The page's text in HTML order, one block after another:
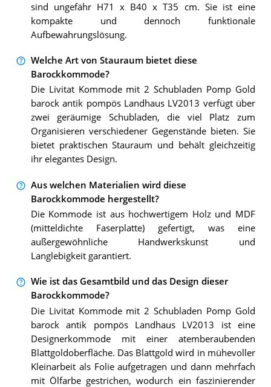
sind ungefähr H71 x B40 x T35 cm. Sie ist eine
kompakte und dennoch funktionale
Aufbewahrungslösung.
Welche Art von Stauraum bietet diese
Barockkommode?
Die Livitat Kommode mit 2 Schubladen Pomp Gold
barock antik pompös Landhaus LV2013 verfügt über
zwei geräumige Schubladen, die viel Platz zum
Organisieren verschiedener Gegenstände bieten. Sie
bietet praktischen Stauraum und behält gleichzeitig
ihr elegantes Design.
Aus welchen Materialien wird diese
Barockkommode hergestellt?
Die Kommode ist aus hochwertigem Holz und MDF
(mitteldichte Faserplatte) gefertigt, was eine
außergewöhnliche Handwerkskunst und
Langlebigkeit garantiert.
Wie ist das Gesamtbild und das Design dieser
Barockkommode?
Die Livitat Kommode mit 2 Schubladen Pomp Gold
barock antik pompös Landhaus LV2013 ist eine
Designerkommode mit einer atemberaubenden
Blattgoldoberfläche. Das Blattgold wird in mühevoller
Kleinarbeit als Folie aufgetragen und dann mehrfach
mit Ölfarbe gestrichen, wodurch ein faszinierender